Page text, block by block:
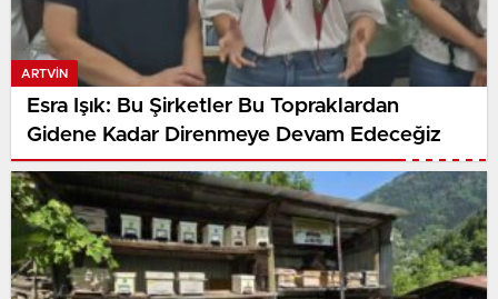
ARTVIN
Esra Işık: Bu Şirketler Bu Topraklardan
Gidene Kadar Direnmeye Devam Edeceğiz